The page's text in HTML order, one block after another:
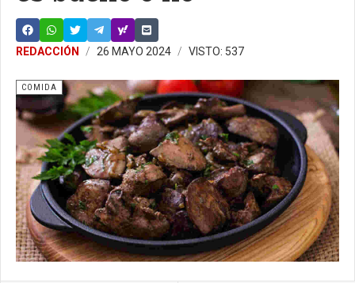
REDACCIÓN 26 MAYO 2024 VISTO: 537
COMIDA